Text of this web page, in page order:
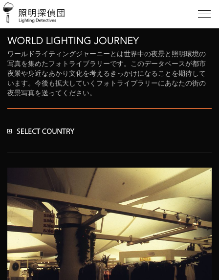
ワールドライティングジャーニーとは世界中の夜景と照明環境の
写真を集めたフォトライブラリーです。このデータベースが都市
夜景や身近なあかり文化を考えるきっかけになることを期待して
います。今後も拡大していくフォトライブラリーにあなたの街の
夜景写真を送ってください。